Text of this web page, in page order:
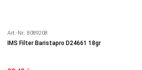
Art.-Nr.: 8089208
IMS Filter Baristapro D24661 18gr